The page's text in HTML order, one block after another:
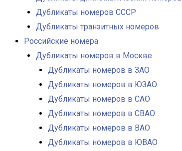
Дубликаты номеров СССР
Дубликаты транзитных номеров
Российские номера
Дубликаты номеров в Москве
Дубликаты номеров в ЗАО
Дубликаты номеров в ЮЗАО
Дубликаты номеров в САО
Дубликаты номеров в СВАО
Дубликаты номеров в ВАО
Дубликаты номеров в ЮВАО